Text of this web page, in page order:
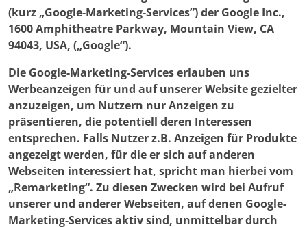
(kurz „Google-Marketing-Services”) der Google Inc.,
1600 Amphitheatre Parkway, Mountain View, CA
94043, USA, („Google“).
Die Google-Marketing-Services erlauben uns
Werbeanzeigen für und auf unserer Website gezielter
anzuzeigen, um Nutzern nur Anzeigen zu
präsentieren, die potentiell deren Interessen
entsprechen. Falls Nutzer z.B. Anzeigen für Produkte
angezeigt werden, für die er sich auf anderen
Webseiten interessiert hat, spricht man hierbei vom
„Remarketing“. Zu diesen Zwecken wird bei Aufruf
unserer und anderer Webseiten, auf denen Google-
Marketing-Services aktiv sind, unmittelbar durch